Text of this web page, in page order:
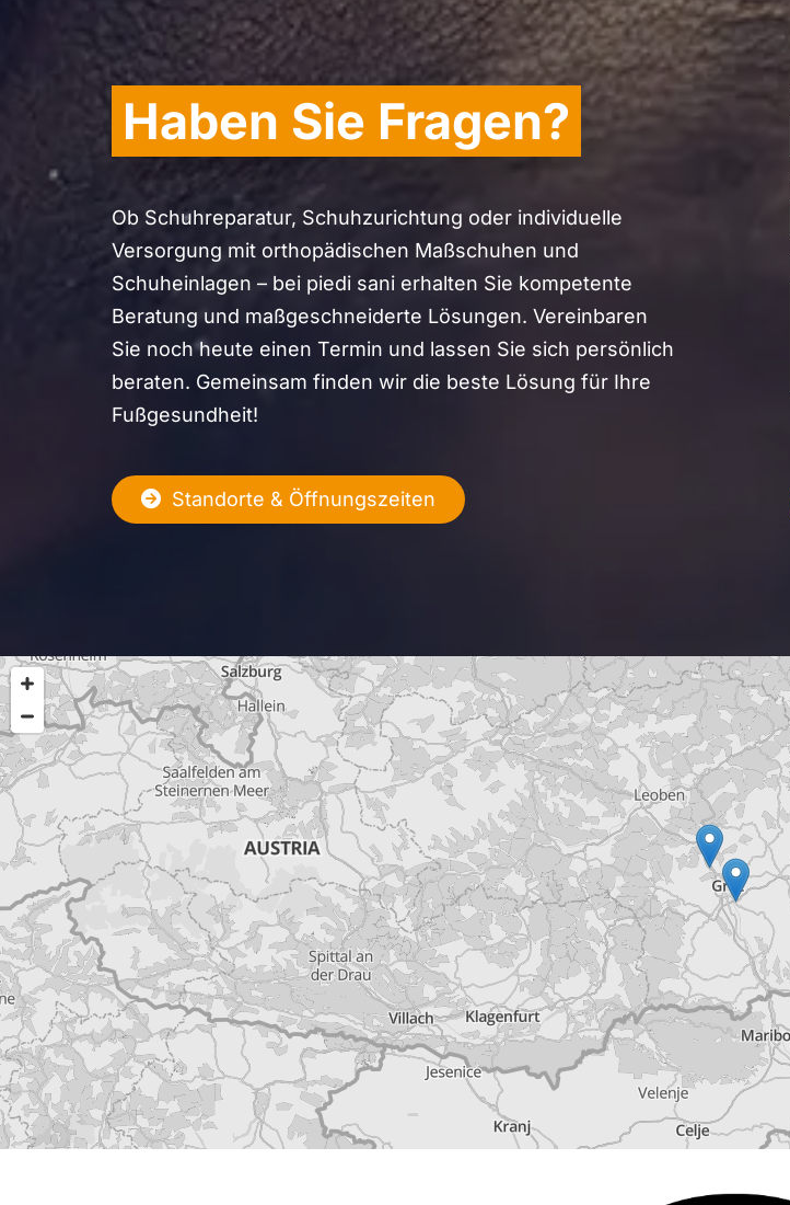
Haben Sie Fragen?
Ob Schuhreparatur, Schuhzurichtung oder individuelle
Versorgung mit orthopädischen Maßschuhen und
Schuheinlagen – bei piedi sani erhalten Sie kompetente
Beratung und maßgeschneiderte Lösungen. Vereinbaren
Sie noch heute einen Termin und lassen Sie sich persönlich
beraten. Gemeinsam finden wir die beste Lösung für Ihre
Fußgesundheit!
Standorte & Öffnungszeiten